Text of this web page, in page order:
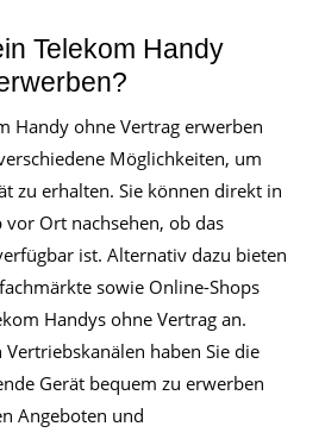
Telekom Handy
Handy ohne Vertrag erwerben
Möglichkeiten, um
zu erhalten. Sie können direkt in
Ort nachsehen, ob das
ist. Alternativ dazu bieten
sowie Online-Shops
Handys ohne Vertrag an.
haben Sie die
Gerät bequem zu erwerben
Angeboten und